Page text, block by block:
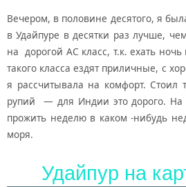
Вечером, в половине десятого, я
в Удайпуре в десятки раз лучше,
на дорогой AC класс, т.к. ехать
такого класса ездят приличные, с
я рассчитывала на комфорт. Стоил
рупий — для Индии это дорого.
прожить неделю в каком -нибудь
моря.
Удайпур на